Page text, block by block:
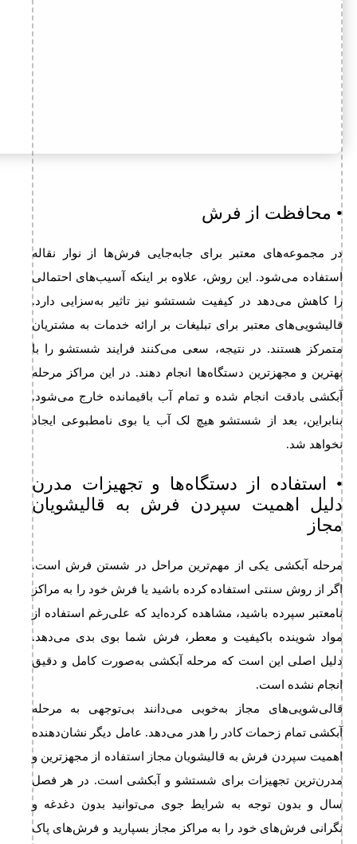
• محافظت از فرش
در مجموعه‌های معتبر برای جابه‌جایی فرش‌ها از نوار نقاله
استفاده می‌شود. این روش، علاوه بر اینکه آسیب‌های احتمالی
را کاهش می‌دهد در کیفیت شستشو نیز تاثیر به‌سزایی دارد.
قالیشویی‌های معتبر برای تبلیغات بر ارائه خدمات به مشتریان
متمرکز هستند. در نتیجه، سعی می‌کنند فرایند شستشو را با
بهترین و مجهزترین دستگاه‌ها انجام دهند. در این مراکز مرحله
آبکشی بادقت انجام شده و تمام آب باقیمانده خارج می‌شود.
بنابراین، بعد از شستشو هیچ لک آب یا بوی نامطبوعی ایجاد
نخواهد شد.
• استفاده از دستگاه‌ها و تجهیزات مدرن
دلیل اهمیت سپردن فرش به قالیشویان
مجاز
مرحله آبکشی یکی از مهم‌ترین مراحل در شستن فرش است.
اگر از روش سنتی استفاده کرده باشید یا فرش خود را به مراکز
نامعتبر سپرده باشید، مشاهده کرده‌اید که علی‌رغم استفاده از
مواد شوینده باکیفیت و معطر، فرش شما بوی بدی می‌دهد.
دلیل اصلی این است که مرحله آبکشی به‌صورت کامل و دقیق
انجام نشده است.
قالی‌شویی‌های مجاز به‌خوبی می‌دانند بی‌توجهی به مرحله
آبکشی تمام زحمات کادر را هدر می‌دهد. عامل دیگر نشان‌دهنده
اهمیت سپردن فرش به قالیشویان مجاز استفاده از مجهزترین و
مدرن‌ترین تجهیزات برای شستشو و آبکشی است. در هر فصل
سال و بدون توجه به شرایط جوی می‌توانید بدون دغدغه و
نگرانی فرش‌های خود را به مراکز مجاز بسپارید و فرش‌های پاک